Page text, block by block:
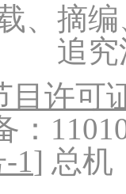
、摘
追
目许可
：
1] 总机